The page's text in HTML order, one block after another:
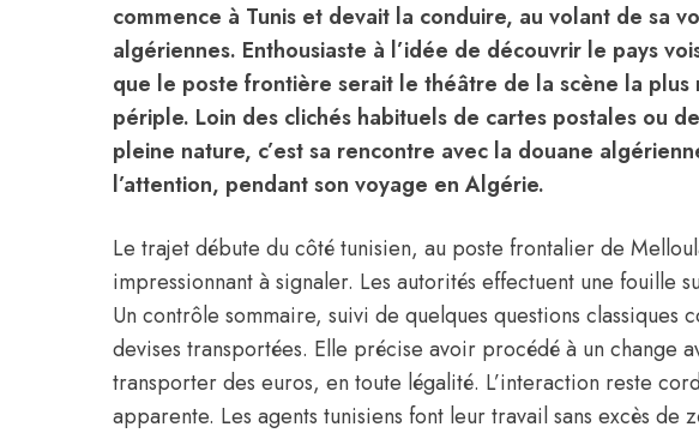
commence à Tunis et devait la conduire, au volant de sa
algériennes. Enthousiaste à l’idée de découvrir le pays
que le poste frontière serait le théâtre de la scène la plus
périple. Loin des clichés habituels de cartes postales ou
pleine nature, c’est sa rencontre avec la douane
l’attention, pendant son voyage en Algérie.
Le trajet débute du côté tunisien, au poste frontalier de
impressionnant à signaler. Les autorités effectuent une fouille
Un contrôle sommaire, suivi de quelques questions classiques
devises transportées. Elle précise avoir procédé à un change
transporter des euros, en toute légalité. L’interaction reste
apparente. Les agents tunisiens font leur travail sans excès de